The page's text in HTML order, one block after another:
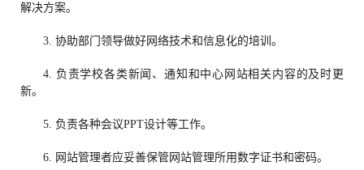
解决方案。
3. 协助部门领导做好网络技术和信息化的培训。
4. 负责学校各类新闻、通知和中心网站相关内容的及时更
新。
5. 负责各种会议PPT设计等工作。
6. 网站管理者应妥善保管网站管理所用数字证书和密码。